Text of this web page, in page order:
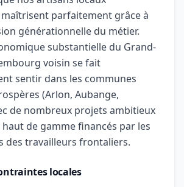
parfaitement grâce à
générationnelle du métier.
substantielle du Grand-
voisin se fait
sentir dans les communes
(Arlon, Aubange,
de nombreux projets ambitieux
de gamme financés par les
des travailleurs frontaliers.
locales